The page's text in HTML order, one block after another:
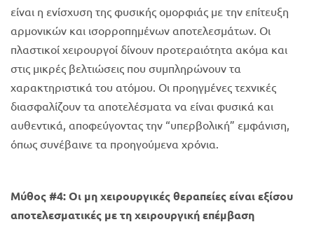
είναι η ενίσχυση της φυσικής ομορφιάς με την επίτευξη
αρμονικών και ισορροπημένων αποτελεσμάτων. Οι
πλαστικοί χειρουργοί δίνουν προτεραιότητα ακόμα και
στις μικρές βελτιώσεις που συμπληρώνουν τα
χαρακτηριστικά του ατόμου. Οι προηγμένες τεχνικές
διασφαλίζουν τα αποτελέσματα να είναι φυσικά και
αυθεντικά, αποφεύγοντας την “υπερβολική” εμφάνιση,
όπως συνέβαινε τα προηγούμενα χρόνια.
Μύθος #4: Οι μη χειρουργικές θεραπείες είναι εξίσου
αποτελεσματικές με τη χειρουργική επέμβαση